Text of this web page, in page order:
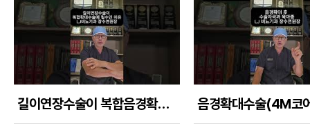
길이연장수술이 복합음경확대수술에서 필수인 이유들